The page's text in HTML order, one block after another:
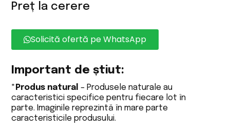
Preț la cerere
Solicită ofertă pe WhatsApp
Important de știut:
* Produs natural – Produsele naturale au
caracteristici specifice pentru fiecare lot în
parte. Imaginile reprezintă în mare parte
caracteristicile produsului.